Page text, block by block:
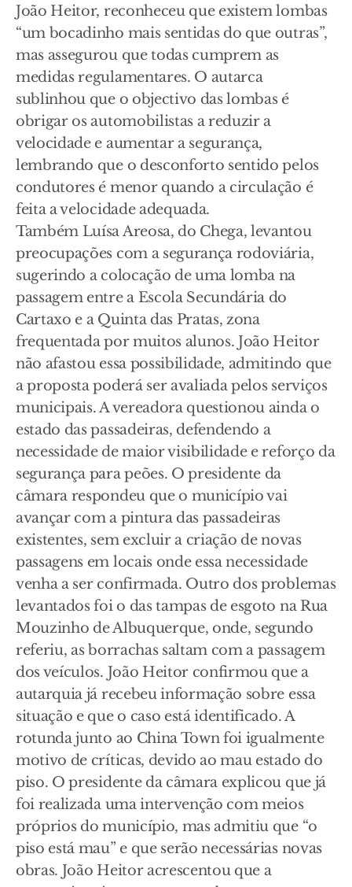
João Heitor, reconheceu que existem lombas
“um bocadinho mais sentidas do que outras”,
mas assegurou que todas cumprem as
medidas regulamentares. O autarca
sublinhou que o objectivo das lombas é
obrigar os automobilistas a reduzir a
velocidade e aumentar a segurança,
lembrando que o desconforto sentido pelos
condutores é menor quando a circulação é
feita a velocidade adequada.
Também Luísa Areosa, do Chega, levantou
preocupações com a segurança rodoviária,
sugerindo a colocação de uma lomba na
passagem entre a Escola Secundária do
Cartaxo e a Quinta das Pratas, zona
frequentada por muitos alunos. João Heitor
não afastou essa possibilidade, admitindo que
a proposta poderá ser avaliada pelos serviços
municipais. A vereadora questionou ainda o
estado das passadeiras, defendendo a
necessidade de maior visibilidade e reforço da
segurança para peões. O presidente da
câmara respondeu que o município vai
avançar com a pintura das passadeiras
existentes, sem excluir a criação de novas
passagens em locais onde essa necessidade
venha a ser confirmada. Outro dos problemas
levantados foi o das tampas de esgoto na Rua
Mouzinho de Albuquerque, onde, segundo
referiu, as borrachas saltam com a passagem
dos veículos. João Heitor confirmou que a
autarquia já recebeu informação sobre essa
situação e que o caso está identificado. A
rotunda junto ao China Town foi igualmente
motivo de críticas, devido ao mau estado do
piso. O presidente da câmara explicou que já
foi realizada uma intervenção com meios
próprios do município, mas admitiu que “o
piso está mau” e que serão necessárias novas
obras. João Heitor acrescentou que a